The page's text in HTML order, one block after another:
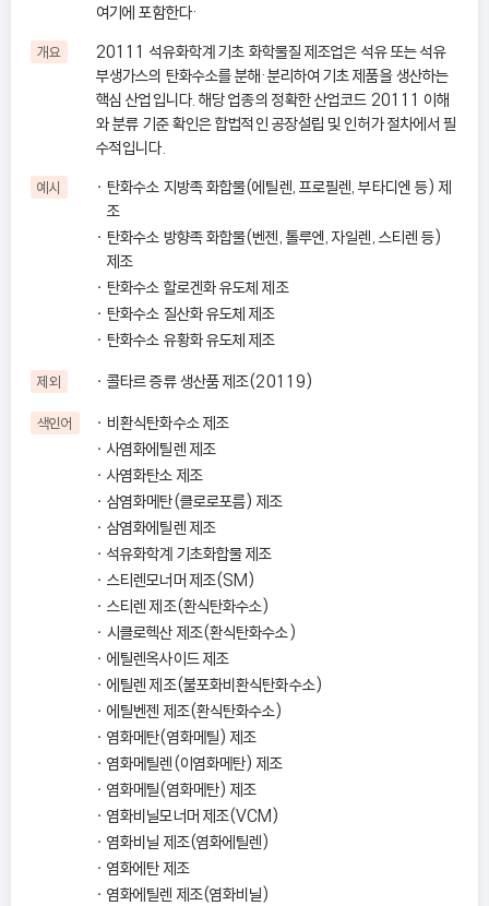
여기에 포함한다·
개요
20111 석유화학계 기초 화학물질 제조업은 석유 또는 석유
부생가스의 탄화수소를 분해·분리하여 기초 제품을 생산하는
핵심 산업입니다. 해당 업종의 정확한 산업코드 20111 이해
와 분류 기준 확인은 합법적인 공장설립 및 인허가 절차에서 필
수적입니다.
예시
탄화수소 지방족 화합물(에틸렌, 프로필렌, 부타디엔 등) 제
조
탄화수소 방향족 화합물(벤젠, 톨루엔, 자일렌, 스티렌 등)
제조
탄화수소 할로겐화 유도체 제조
탄화수소 질산화 유도체 제조
탄화수소 유황화 유도체 제조
제외 콜타르 증류 생산품 제조(20119)
색인어
비환식탄화수소 제조
사염화에틸렌 제조
사염화탄소 제조
삼염화메탄(클로로포름) 제조
삼염화에틸렌 제조
석유화학계 기초화합물 제조
스티렌모너머 제조(SM)
스티렌 제조(환식탄화수소)
시클로헥산 제조(환식탄화수소)
에틸렌옥사이드 제조
에틸렌 제조(불포화비환식탄화수소)
에틸벤젠 제조(환식탄화수소)
염화메탄(염화메틸) 제조
염화메틸렌(이염화메탄) 제조
염화메틸(염화메탄) 제조
염화비닐모너머 제조(VCM)
염화비닐 제조(염화에틸렌)
염화에탄 제조
염화에틸렌 제조(염화비닐)